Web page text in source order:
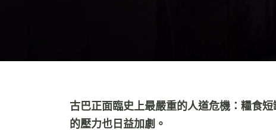
古巴正面臨史上最嚴重的人道危機：糧食
的壓力也日益加劇。